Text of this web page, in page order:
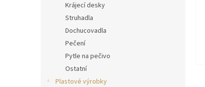
Krájecí desky
Struhadla
Dochucovadla
Pečení
Pytle na pečivo
Ostatní
Plastové výrobky